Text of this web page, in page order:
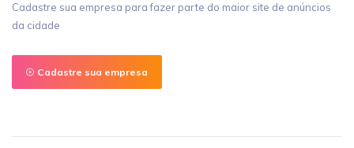
Cadastre sua empresa para fazer parte do maior site de anúncios
da cidade
Cadastre sua empresa